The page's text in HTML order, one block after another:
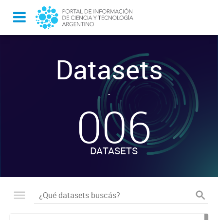
Datasets
-
006
DATASETS